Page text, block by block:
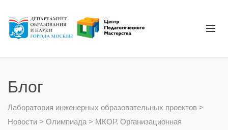
Блог
Лаборатория инженерных образовательных проектов >
Новости > Олимпиада > МКОР. Организационная